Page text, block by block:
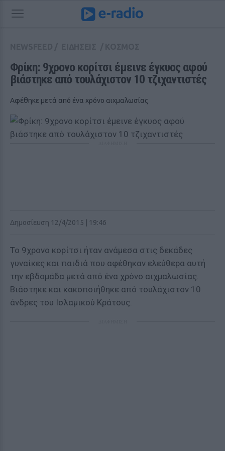
Φρίκη: 9χρονο κορίτσι έμεινε έγκυος αφού
βιάστηκε από τουλάχιστον 10 τζιχαντιστές
Αφέθηκε μετά από ένα χρόνο αιχμαλωσίας
Δημοσίευση 12/4/2015 | 19:46
Το 9χρονο κορίτσι ήταν ανάμεσα στις δεκάδες
γυναίκες και παιδιά που αφέθηκαν ελεύθερα αυτή
την εβδομάδα μετά από ένα χρόνο αιχμαλωσίας.
Βιάστηκε και κακοποιήθηκε από τουλάχιστον 10
άνδρες του Ισλαμικού Κράτους.